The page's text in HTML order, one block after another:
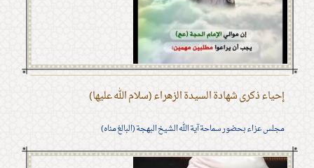
إحياء ذكرى شهادة السيدة الزهراء (سلام الله عليها)
مجلس عزاء بحضور سماحة آية الله الشيخ البهجة (البالغ مناه)